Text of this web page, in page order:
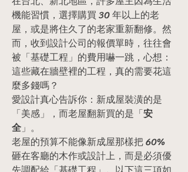
機能習慣，選擇購買 30 年以上的老
屋，或是將住久了的老家重新翻修。然
而，收到設計公司的報價單時，往往會
被「基礎工程」的費用嚇一跳，心想：
這些藏在牆壁裡的工程，真的需要花這
麼多錢嗎？
愛設計真心告訴你：新成屋裝潢的是
「美感」，而老屋翻新買的是「安
全」。
老屋的預算不能像新成屋那樣把 60%
砸在客廳的木作或設計上，而是必須優